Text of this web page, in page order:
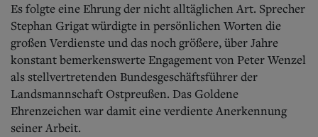
Es folgte eine Ehrung der nicht alltäglichen Art. Sprecher
Stephan Grigat würdigte in persönlichen Worten die
großen Verdienste und das noch größere, über Jahre
konstant bemerkenswerte Engagement von Peter Wenzel
als stellvertretenden Bundesgeschäftsführer der
Landsmannschaft Ostpreußen. Das Goldene
Ehrenzeichen war damit eine verdiente Anerkennung
seiner Arbeit.